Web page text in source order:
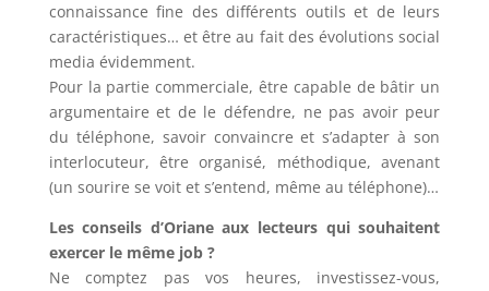
connaissance fine des différents outils et de leurs
caractéristiques… et être au fait des évolutions social
media évidemment.
Pour la partie commerciale, être capable de bâtir un
argumentaire et de le défendre, ne pas avoir peur
du téléphone, savoir convaincre et s’adapter à son
interlocuteur, être organisé, méthodique, avenant
(un sourire se voit et s’entend, même au téléphone)…
Les conseils d’Oriane aux lecteurs qui souhaitent
exercer le même job ?
Ne comptez pas vos heures, investissez-vous,